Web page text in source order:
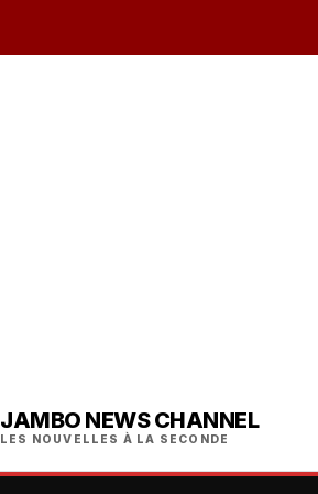
JAMBO NEWS CHANNEL
LES NOUVELLES À LA SECONDE